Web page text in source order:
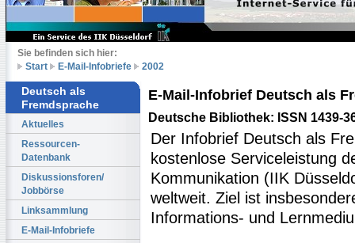
Sie befinden sich hier:
Start
E-Mail-Infobriefe 2002
Deutsch als
Fremdsprache
Aktuelles
Ressourcen-
Datenbank
Diskussionsforen/
Jobbörse
Linksammlung
E-Mail-Infobriefe
E-Mail-Infobrief Deutsch als
Deutsche Bibliothek: ISSN 1439-
Der Infobrief Deutsch als
kostenlose Serviceleistung
Kommunikation (IIK
weltweit. Ziel ist
Informations- und